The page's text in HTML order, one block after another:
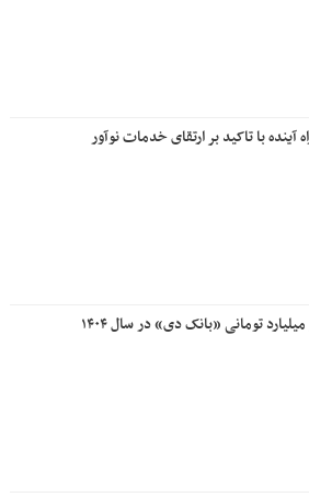
آینده با تاکید بر ارتقای خدمات نوآور